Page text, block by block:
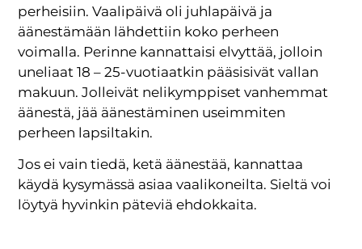
perheisiin. Vaalipäivä oli juhlapäivä ja
äänestämään lähdettiin koko perheen
voimalla. Perinne kannattaisi elvyttää, jolloin
uneliaat 18 – 25-vuotiaatkin pääsisivät vallan
makuun. Jolleivät nelikymppiset vanhemmat
äänestä, jää äänestäminen useimmiten
perheen lapsiltakin.
Jos ei vain tiedä, ketä äänestää, kannattaa
käydä kysymässä asiaa vaalikoneilta. Sieltä voi
löytyä hyvinkin päteviä ehdokkaita.